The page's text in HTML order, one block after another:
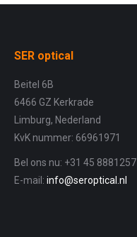
SER optical
Beitel 6B
6466 GZ Kerkrade
Limburg, Nederland
KvK nummer: 66961971
Bel ons nu: +31 45 8881257
E-mail: info@seroptical.nl